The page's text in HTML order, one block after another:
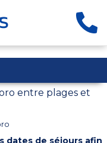
entre plages et
dates de séjours afin